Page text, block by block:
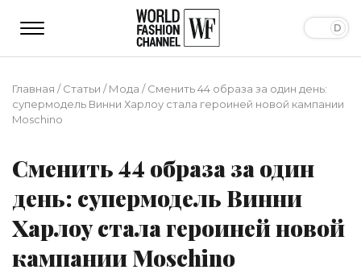
Главная /Статьи /Мода /Сменить 44 образа за один день:
супермодель Винни Харлоу стала героиней новой кампании
Moschino
Сменить 44 образа за один
день: супермодель Винни
Харлоу стала героиней новой
кампании Moschino